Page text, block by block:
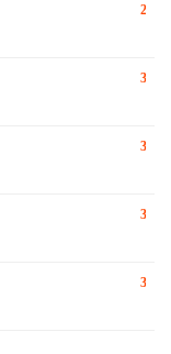
2
3
3
3
3